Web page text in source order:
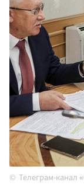
Телеграм-канал